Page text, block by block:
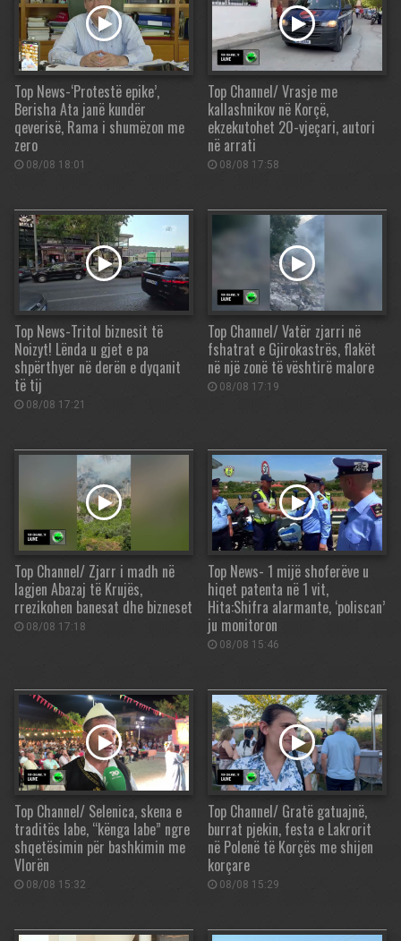
Top News-‘Protestë epike’,
Berisha Ata janë kundër
qeverisë, Rama i shumëzon me
zero
08/08 18:01
Top Channel/ Vrasje me
kallashnikov në Korçë,
ekzekutohet 20-vjeçari, autori
në arrati
08/08 17:58
Top News-Tritol biznesit të
Noizyt! Lënda u gjet e pa
shpërthyer në derën e dyqanit
të tij
08/08 17:21
Top Channel/ Vatër zjarri në
fshatrat e Gjirokastrës, flakët
në një zonë të vështirë malore
08/08 17:19
Top Channel/ Zjarr i madh në
lagjen Abazaj të Krujës,
rrezikohen banesat dhe bizneset
08/08 17:18
Top News- 1 mijë shoferëve u
hiqet patenta në 1 vit,
Hita:Shifra alarmante, ‘poliscan’
ju monitoron
08/08 15:46
Top Channel/ Selenica, skena e
traditës labe, “kënga labe” ngre
shqetësimin për bashkimin me
Vlorën
08/08 15:32
Top Channel/ Gratë gatuajnë,
burrat pjekin, festa e Lakrorit
në Polenë të Korçës me shijen
korçare
08/08 15:29